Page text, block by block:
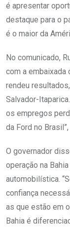
é apresentar
destaque para o
é o maior da
No comunicado,
com a embaixada
rendeu
Salvador-
os empregos
da Ford no Brasil”,
O governador
operação na
automobilística.
confiança
as que estão em
Bahia é